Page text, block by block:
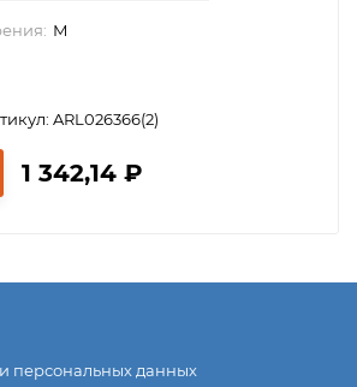
М
ARL026366(2)
1 342,14 ₽
персональных данных